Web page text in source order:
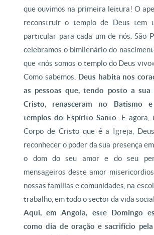
que ouvimos na primeira leitura! O
reconstruir o templo de Deus tem
particular para cada um de nós. São
celebramos o bimilenário do
que «nós somos o templo do Deus
Como sabemos, Deus habita nos
as pessoas que, tendo posto a sua
Cristo, renasceram no Batismo e
templos do Espírito Santo . E
Corpo de Cristo que é a Igreja,
reconhecer o poder da sua presença
o dom do seu amor e do seu
mensageiros deste amor
nossas famílias e comunidades, na
trabalho, em todo o sector da vida
Aqui, em Angola, este Domingo
como dia de oração e sacrifício